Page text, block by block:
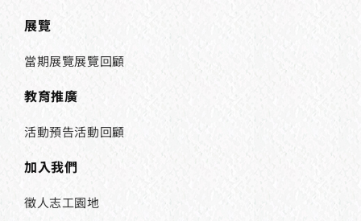
展覽
當期展覽展覽回顧
教育推廣
活動預告活動回顧
加入我們
徵人志工園地